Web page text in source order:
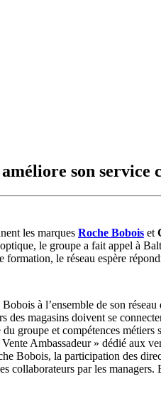
son service
les marques Roche Bobois et
le groupe a fait appel à
formation, le réseau espère
à l’ensemble de son
des magasins doivent se
groupe et compétences métiers
Ambassadeur » dédié aux
Bobois, la participation des
collaborateurs par les